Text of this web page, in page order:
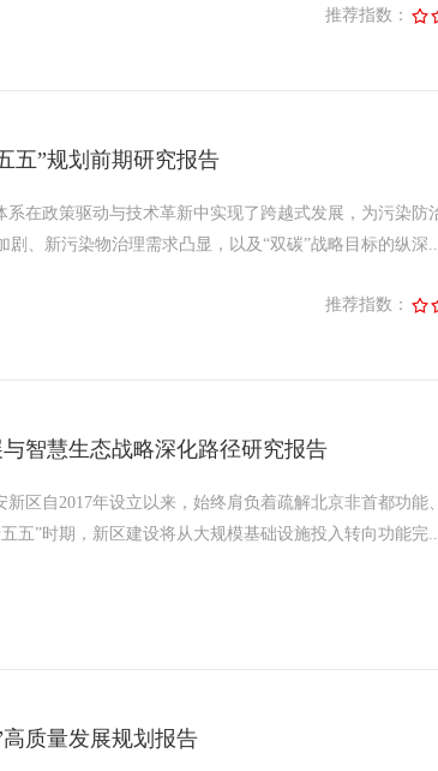
推荐指数：
五”规划前期研究报告
系在政策驱动与技术革新中实现了跨越式发展，为污染防
、新污染物治理需求凸显，以及“双碳”战略目标的纵深
推荐指数：
智慧生态战略深化路径研究报告
区自2017年设立以来，始终肩负着疏解北京非首都功能
五”时期，新区建设将从大规模基础设施投入转向功能完
高质量发展规划报告